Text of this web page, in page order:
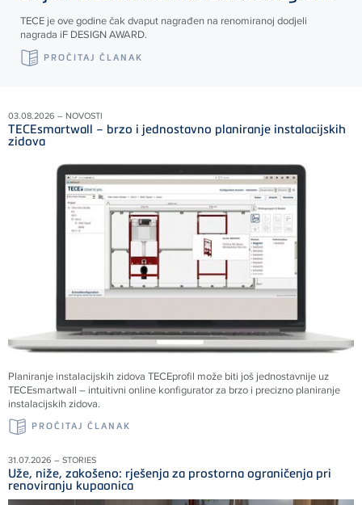
TECE je ove godine čak dvaput nagrađen na renomiranoj dodjeli
nagrada iF DESIGN AWARD.
PROČITAJ ČLANAK
03.08.2026 – NOVOSTI
TECEsmartwall – brzo i jednostavno planiranje instalacijskih
zidova
Planiranje instalacijskih zidova TECEprofil može biti još jednostavnije uz
TECEsmartwall – intuitivni online konfigurator za brzo i precizno planiranje
instalacijskih zidova.
PROČITAJ ČLANAK
31.07.2026 – STORIES
Uže, niže, zakošeno: rješenja za prostorna ograničenja pri
renoviranju kupaonica